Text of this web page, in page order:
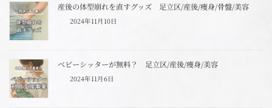
産後の体型崩れを直すグッズ 足立区/産後/痩身/骨盤/美容
2024年11月10日
ベビーシッターが無料？ 足立区/産後/痩身/美容
2024年11月6日